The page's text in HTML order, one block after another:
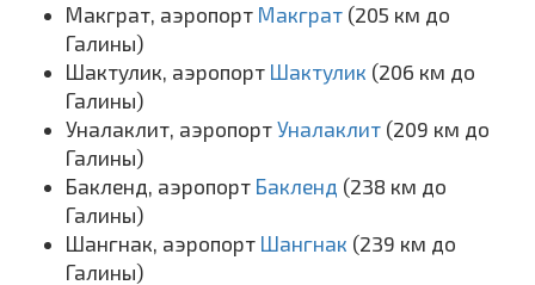
Макграт, аэропорт Макграт (205 км до
Галины)
Шактулик, аэропорт Шактулик (206 км до
Галины)
Уналаклит, аэропорт Уналаклит (209 км до
Галины)
Бакленд, аэропорт Бакленд (238 км до
Галины)
Шангнак, аэропорт Шангнак (239 км до
Галины)